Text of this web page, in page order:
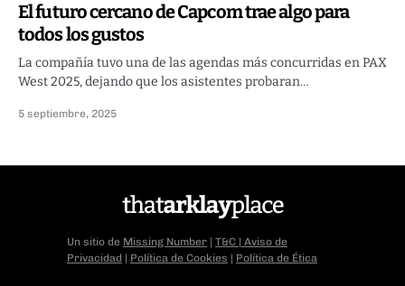
El futuro cercano de Capcom trae algo para
todos los gustos
La compañía tuvo una de las agendas más concurridas en PAX
West 2025, dejando que los asistentes probaran…
5 septiembre, 2025
Un sitio de Missing Number | T&C | Aviso de
Privacidad | Política de Cookies | Política de Ética